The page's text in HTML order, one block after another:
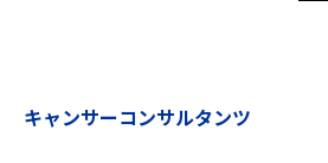
キャンサーコンサルタンツ